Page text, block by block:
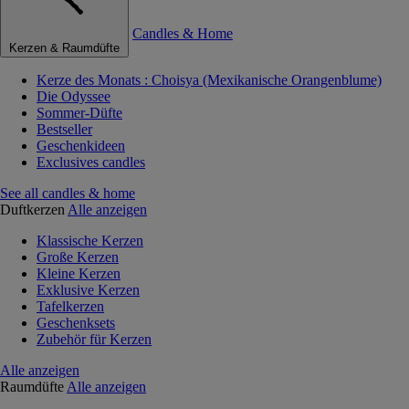
Kerzen & Raumdüfte
Candles & Home
Kerze des Monats : Choisya (Mexikanische Orangenblume)
Die Odyssee
Sommer-Düfte
Bestseller
Geschenkideen
Exclusives candles
See all candles & home
Duftkerzen Alle anzeigen
Klassische Kerzen
Große Kerzen
Kleine Kerzen
Exklusive Kerzen
Tafelkerzen
Geschenksets
Zubehör für Kerzen
Alle anzeigen
Raumdüfte Alle anzeigen